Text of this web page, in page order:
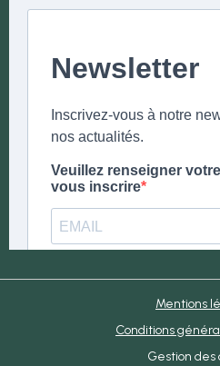
Mentions
Conditions
Gestion des